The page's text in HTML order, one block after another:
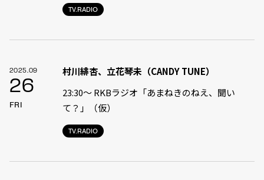
TV.RADIO
2025.09
26
FRI
TV.RADIO
村川緋杏、立花琴未（CANDY TUNE）
23:30〜 RKBラジオ「あまねきのねえ、聞い
て？」（仮）